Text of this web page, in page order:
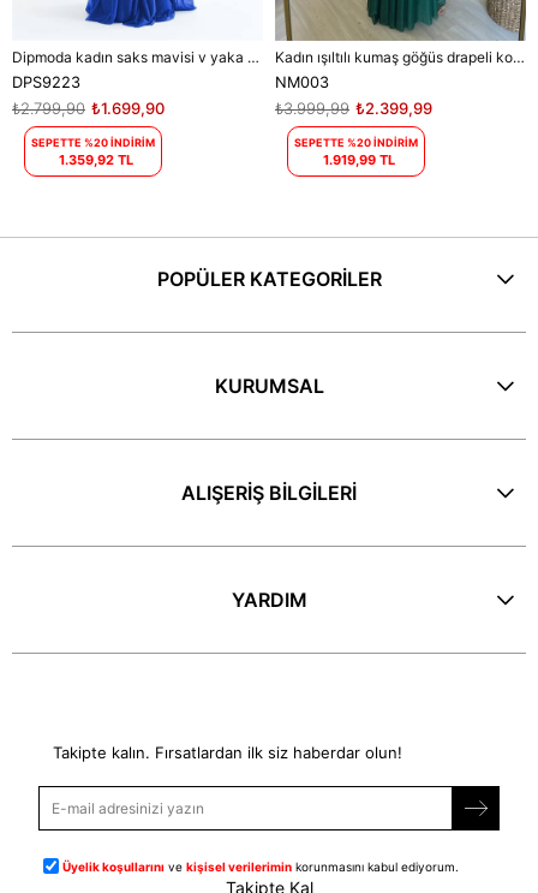
Dipmoda kadın saks mavisi v yaka simli tül abiye elbise DPS9223
DPS9223
₺1.699,90
₺2.799,90
SEPETTE %20 İNDİRİM
1.359,92 TL
Kadın ışıltılı kumaş göğüs drapeli kolsuz elbise DPNM003
NM003
₺2.399,99
₺3.999,99
SEPETTE %20 İNDİRİM
1.919,99 TL
POPÜLER KATEGORİLER
KURUMSAL
ALIŞERİŞ BİLGİLERİ
YARDIM
Takipte kalın. Fırsatlardan ilk siz haberdar olun!
Üyelik koşullarını vekişisel verilerimin korunmasını kabul ediyorum.
Takipte Kal